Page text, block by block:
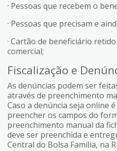
· Pessoas que recebem o
· Pessoas que precisam e
· Cartão de beneficiário
comercial;
Fiscalização e
As denúncias podem ser
através de preenchimento
Caso a denúncia seja online
preencher os campos do
preenchimento manual da
deve ser preenchida e
Central do Bolsa Família, na